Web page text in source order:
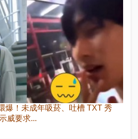
爆！未成年吸菸、吐槽 TXT 秀
威要求...